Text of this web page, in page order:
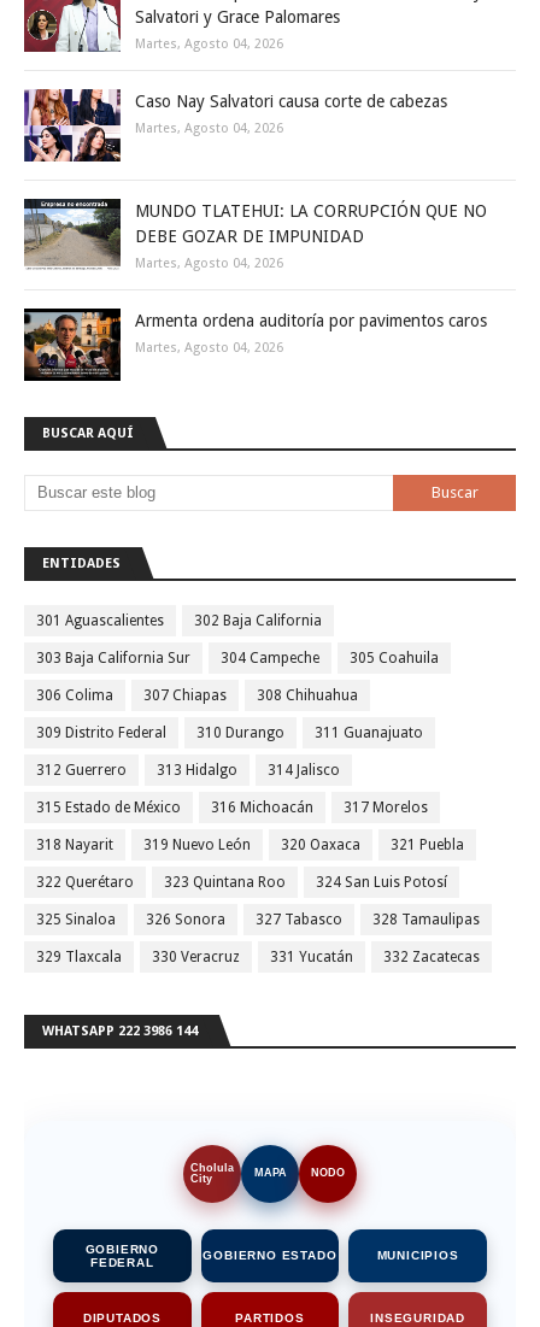
Salvatori y Grace Palomares
Martes, Agosto 04, 2026
Caso Nay Salvatori causa corte de cabezas
Martes, Agosto 04, 2026
MUNDO TLATEHUI: LA CORRUPCIÓN QUE NO
DEBE GOZAR DE IMPUNIDAD
Martes, Agosto 04, 2026
Armenta ordena auditoría por pavimentos caros
Martes, Agosto 04, 2026
BUSCAR AQUÍ
ENTIDADES
301 Aguascalientes 302 Baja California
303 Baja California Sur 304 Campeche 305 Coahuila
306 Colima 307 Chiapas 308 Chihuahua
309 Distrito Federal 310 Durango 311 Guanajuato
312 Guerrero 313 Hidalgo 314 Jalisco
315 Estado de México 316 Michoacán 317 Morelos
318 Nayarit 319 Nuevo León 320 Oaxaca 321 Puebla
322 Querétaro 323 Quintana Roo 324 San Luis Potosí
325 Sinaloa 326 Sonora 327 Tabasco 328 Tamaulipas
329 Tlaxcala 330 Veracruz 331 Yucatán 332 Zacatecas
WHATSAPP 222 3986 144
Cholula
City
MAPA NODO
GOBIERNO
FEDERAL
GOBIERNO ESTADO MUNICIPIOS
DIPUTADOS PARTIDOS INSEGURIDAD